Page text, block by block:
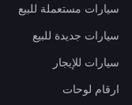
سيارات مستعملة للبيع
سيارات جديدة للبيع
سيارات للإيجار
ارقام لوحات